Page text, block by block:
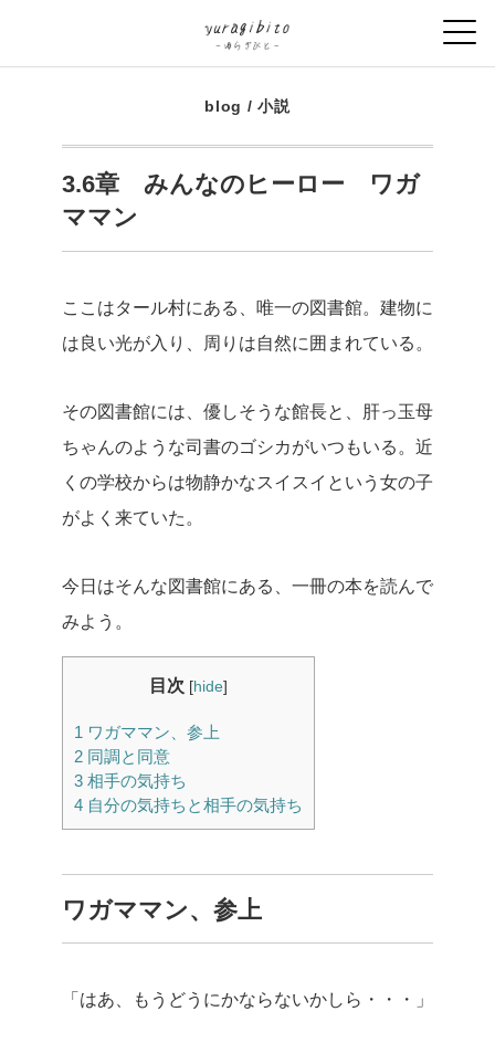
blog /小説
3.6章 みんなのヒーロー ワガ
ママン
ここはタール村にある、唯一の図書館。建物に
は良い光が入り、周りは自然に囲まれている。
その図書館には、優しそうな館長と、肝っ玉母
ちゃんのような司書のゴシカがいつもいる。近
くの学校からは物静かなスイスイという女の子
がよく来ていた。
今日はそんな図書館にある、一冊の本を読んで
みよう。
目次 [hide]
1 ワガママン、参上
2 同調と同意
3 相手の気持ち
4 自分の気持ちと相手の気持ち
ワガママン、参上
「はあ、もうどうにかならないかしら・・・」